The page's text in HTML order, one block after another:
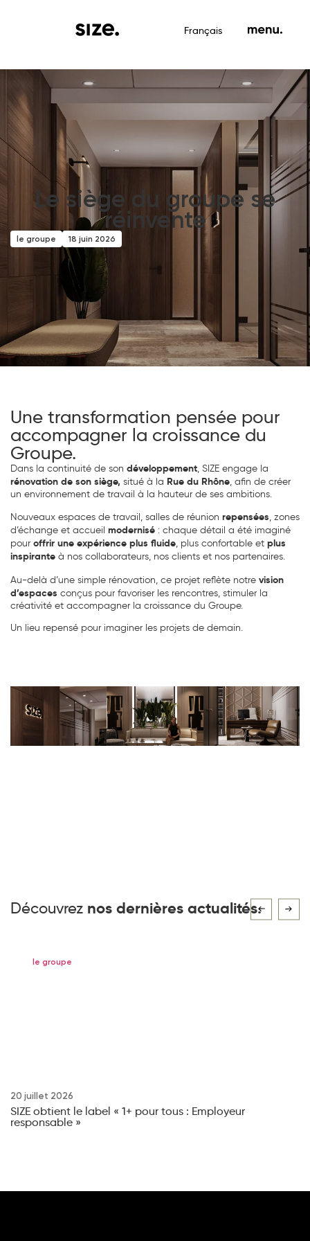
Français
Le siège du groupe se
réinvente
le groupe 18 juin 2026
Une transformation pensée pour
accompagner la croissance du
Groupe.
Dans la continuité de son développement, SIZE engage la
rénovation de son siège, situé à la Rue du Rhône, afin de créer
un environnement de travail à la hauteur de ses ambitions.
Nouveaux espaces de travail, salles de réunion repensées, zones
d’échange et accueil modernisé : chaque détail a été imaginé
pour offrir une expérience plus fluide, plus confortable et plus
inspirante à nos collaborateurs, nos clients et nos partenaires.
Au-delà d’une simple rénovation, ce projet reflète notre vision
d’espaces conçus pour favoriser les rencontres, stimuler la
créativité et accompagner la croissance du Groupe.
Un lieu repensé pour imaginer les projets de demain.
Découvrez nos dernières actualités.
le groupe
20 juillet 2026
SIZE obtient le label « 1+ pour tous : Employeur
responsable »